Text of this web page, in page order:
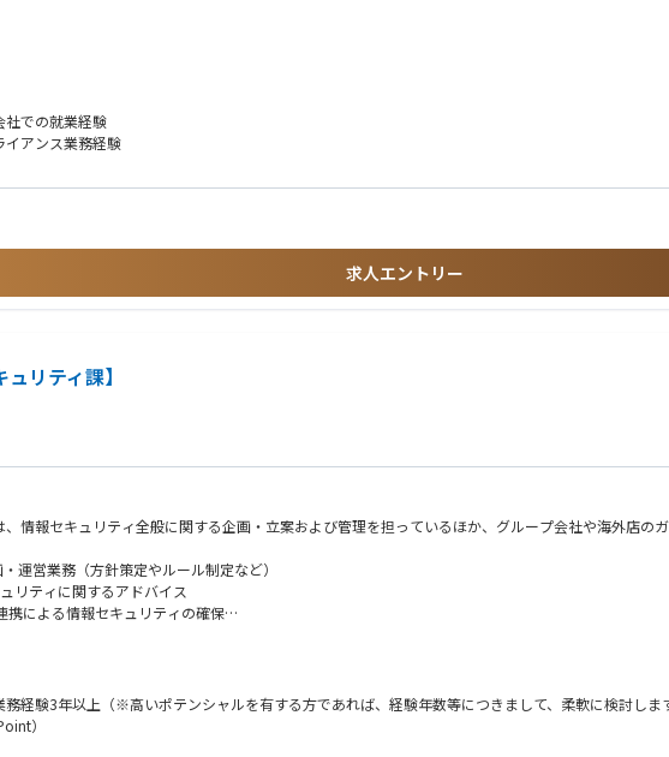
務に踏み込みながら、AIを活用した新しい与信のあり方を実装していく過程に携わることで、「金
にくかったスタートアップへの融資機会を広げ、日本のスタートアップエコシステム全体に対して
/ Zoom
よる新金融モデルを特集
資150億円突破
社での就業経験
イアンス業務経験
求人エントリー
リティ課】
情報セキュリティ全般に関する企画・立案および管理を担っているほか、グループ会社や海外店の
運営業務（方針策定やルール制定など）
リティに関するアドバイス
携による情報セキュリティの確保
令諸規則への対応に係る事項
ィに係るガバナンスに関する業務
経験3年以上（※高いポテンシャルを有する方であれば、経験年数等につきまして、柔軟に検討しま
）